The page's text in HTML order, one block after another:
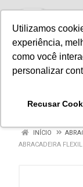
Utilizamos
experiência,
como você
personalizar
Recusar
INÍCIO
ABRACADEIRA